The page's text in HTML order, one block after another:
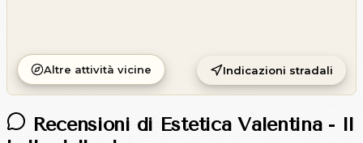
Altre attività vicine Indicazioni stradali
Recensioni di Estetica Valentina - Il